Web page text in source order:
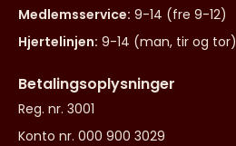
Medlemsservice: 9-14 (fre 9-12)
Hjertelinjen: 9-14 (man, tir og tor)
Betalingsoplysninger
Reg. nr. 3001
Konto nr. 000 900 3029